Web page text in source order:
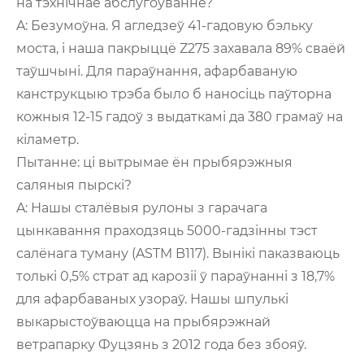
A: Безумоўна. Я агледзеў 41-гадовую бэльку
моста, і наша пакрыццё Z275 захавала 89% сваёй
таўшчыні. Для параўнання, афарбаваную
канструкцыю трэба было б наносіць паўторна
кожныя 12-15 гадоў з выдаткамі да 380 грамаў на
кіламетр.
Пытанне: ці вытрымае ён прыбярэжныя
саляныя пырскі?
A: Нашы сталёвыя рулоны з гарачага
цынкавання праходзяць 5000-гадзінны тэст
салёнага туману (ASTM B117). Вынікі паказваюць
толькі 0,5% страт ад карозіі ў параўнанні з 18,7%
для афарбаваных узораў. Нашы шпулькі
выкарыстоўваюцца на прыбярэжнай
ветрапарку Фуцзянь з 2012 года без збояў.